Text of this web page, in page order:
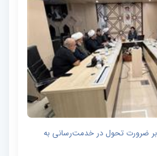
بر ضرورت تحول در خدمت‌رسانی به